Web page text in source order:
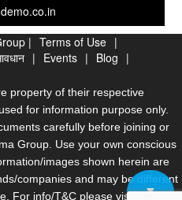
▼
| Terms of Use |
| Events | Blog |
property of their respective
for information purpose only.
carefully before joining or
Group. Use your own conscious
images shown herein are
companies and may be different
For info/T&C please visit